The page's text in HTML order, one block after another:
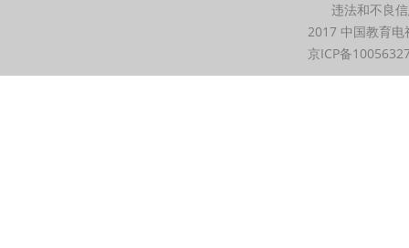
违法和不良
2017 中国教育
京ICP备